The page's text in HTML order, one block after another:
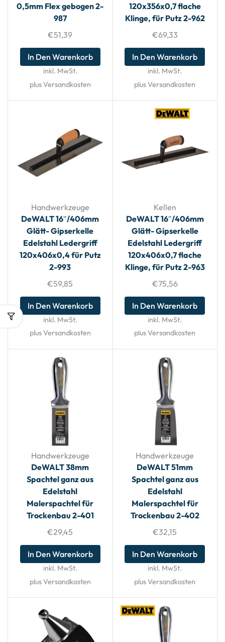
0,5mm Flex gebogen 2-
987
€51,39
In Den Warenkorb
inkl. MwSt.
plus Versandkosten
120x356x0,7 flache
Klinge, für Putz 2-962
€69,33
In Den Warenkorb
inkl. MwSt.
plus Versandkosten
Handwerkzeuge
DeWALT 16″/406mm
Glätt- Gipserkelle
Edelstahl Ledergriff
120x406x0,4 für Putz
2-993
€59,85
In Den Warenkorb
inkl. MwSt.
plus Versandkosten
Kellen
DeWALT 16″/406mm
Glätt- Gipserkelle
Edelstahl Ledergriff
120x406x0,7 flache
Klinge, für Putz 2-963
€75,56
In Den Warenkorb
inkl. MwSt.
plus Versandkosten
Handwerkzeuge
DeWALT 38mm
Spachtel ganz aus
Edelstahl
Malerspachtel für
Trockenbau 2-401
€29,45
In Den Warenkorb
inkl. MwSt.
plus Versandkosten
Handwerkzeuge
DeWALT 51mm
Spachtel ganz aus
Edelstahl
Malerspachtel für
Trockenbau 2-402
€32,15
In Den Warenkorb
inkl. MwSt.
plus Versandkosten